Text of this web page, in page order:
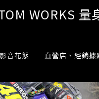
WORKS 量
影音花絮 直營店、經銷據